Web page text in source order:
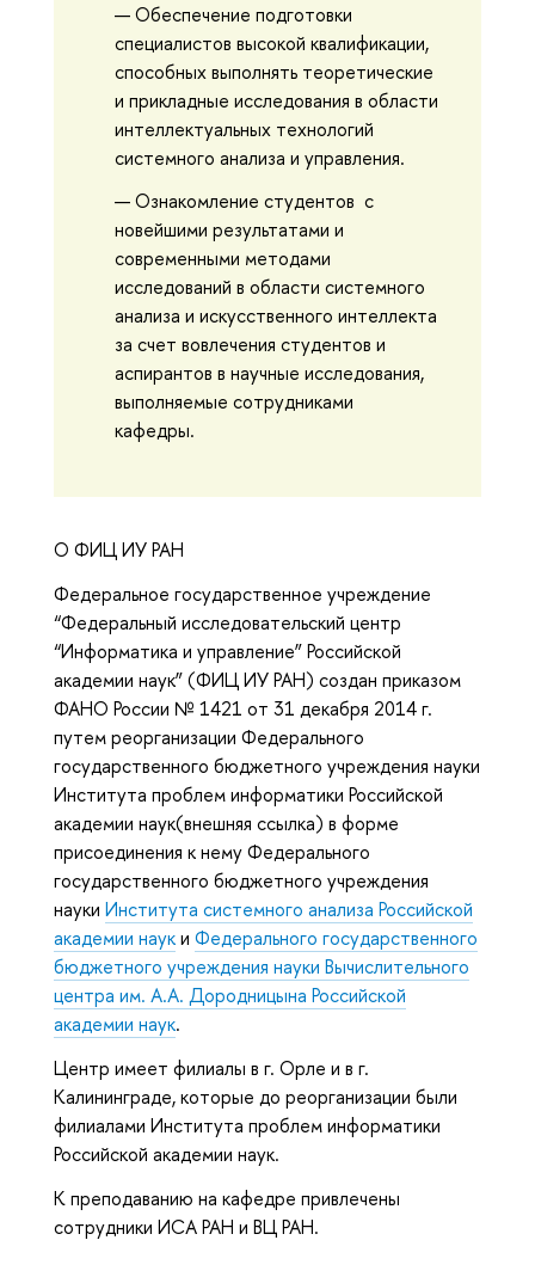
Обеспечение подготовки
специалистов высокой квалификации,
способных выполнять теоретические
и прикладные исследования в области
интеллектуальных технологий
системного анализа и управления.
Ознакомление студентов с
новейшими результатами и
современными методами
исследований в области системного
анализа и искусственного интеллекта
за счет вовлечения студентов и
аспирантов в научные исследования,
выполняемые сотрудниками
кафедры.
О ФИЦ ИУ РАН
Федеральное государственное учреждение
“Федеральный исследовательский центр
“Информатика и управление” Российской
академии наук” (ФИЦ ИУ РАН) создан приказом
ФАНО России № 1421 от 31 декабря 2014 г.
путем реорганизации Федерального
государственного бюджетного учреждения науки
Института проблем информатики Российской
академии наук(внешняя ссылка) в форме
присоединения к нему Федерального
государственного бюджетного учреждения
науки Института системного анализа Российской
академии науки Федерального государственного
бюджетного учреждения науки Вычислительного
центра им. А.А. Дородницына Российской
академии наук.
Центр имеет филиалы в г. Орле и в г.
Калининграде, которые до реорганизации были
филиалами Института проблем информатики
Российской академии наук.
К преподаванию на кафедре привлечены
сотрудники ИСА РАН и ВЦ РАН.